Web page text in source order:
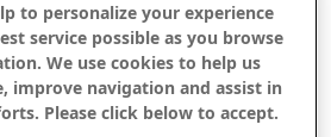
19 продолжает оказывать
мы публикуем это в искренней
близкие в безопасности и
to personalize your experience
service possible as you browse
We use cookies to help us
improve navigation and assist in
Please click below to accept.